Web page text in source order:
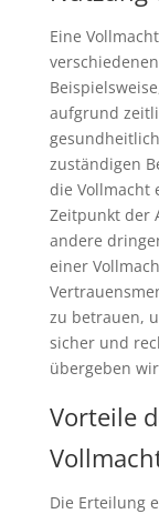
Eine
aufgrund
zuständigen
die Vollmacht
Zeitpunkt der
andere
einer
zu betrauen,
sicher und
übergeben
Vorteile
Die Erteilung